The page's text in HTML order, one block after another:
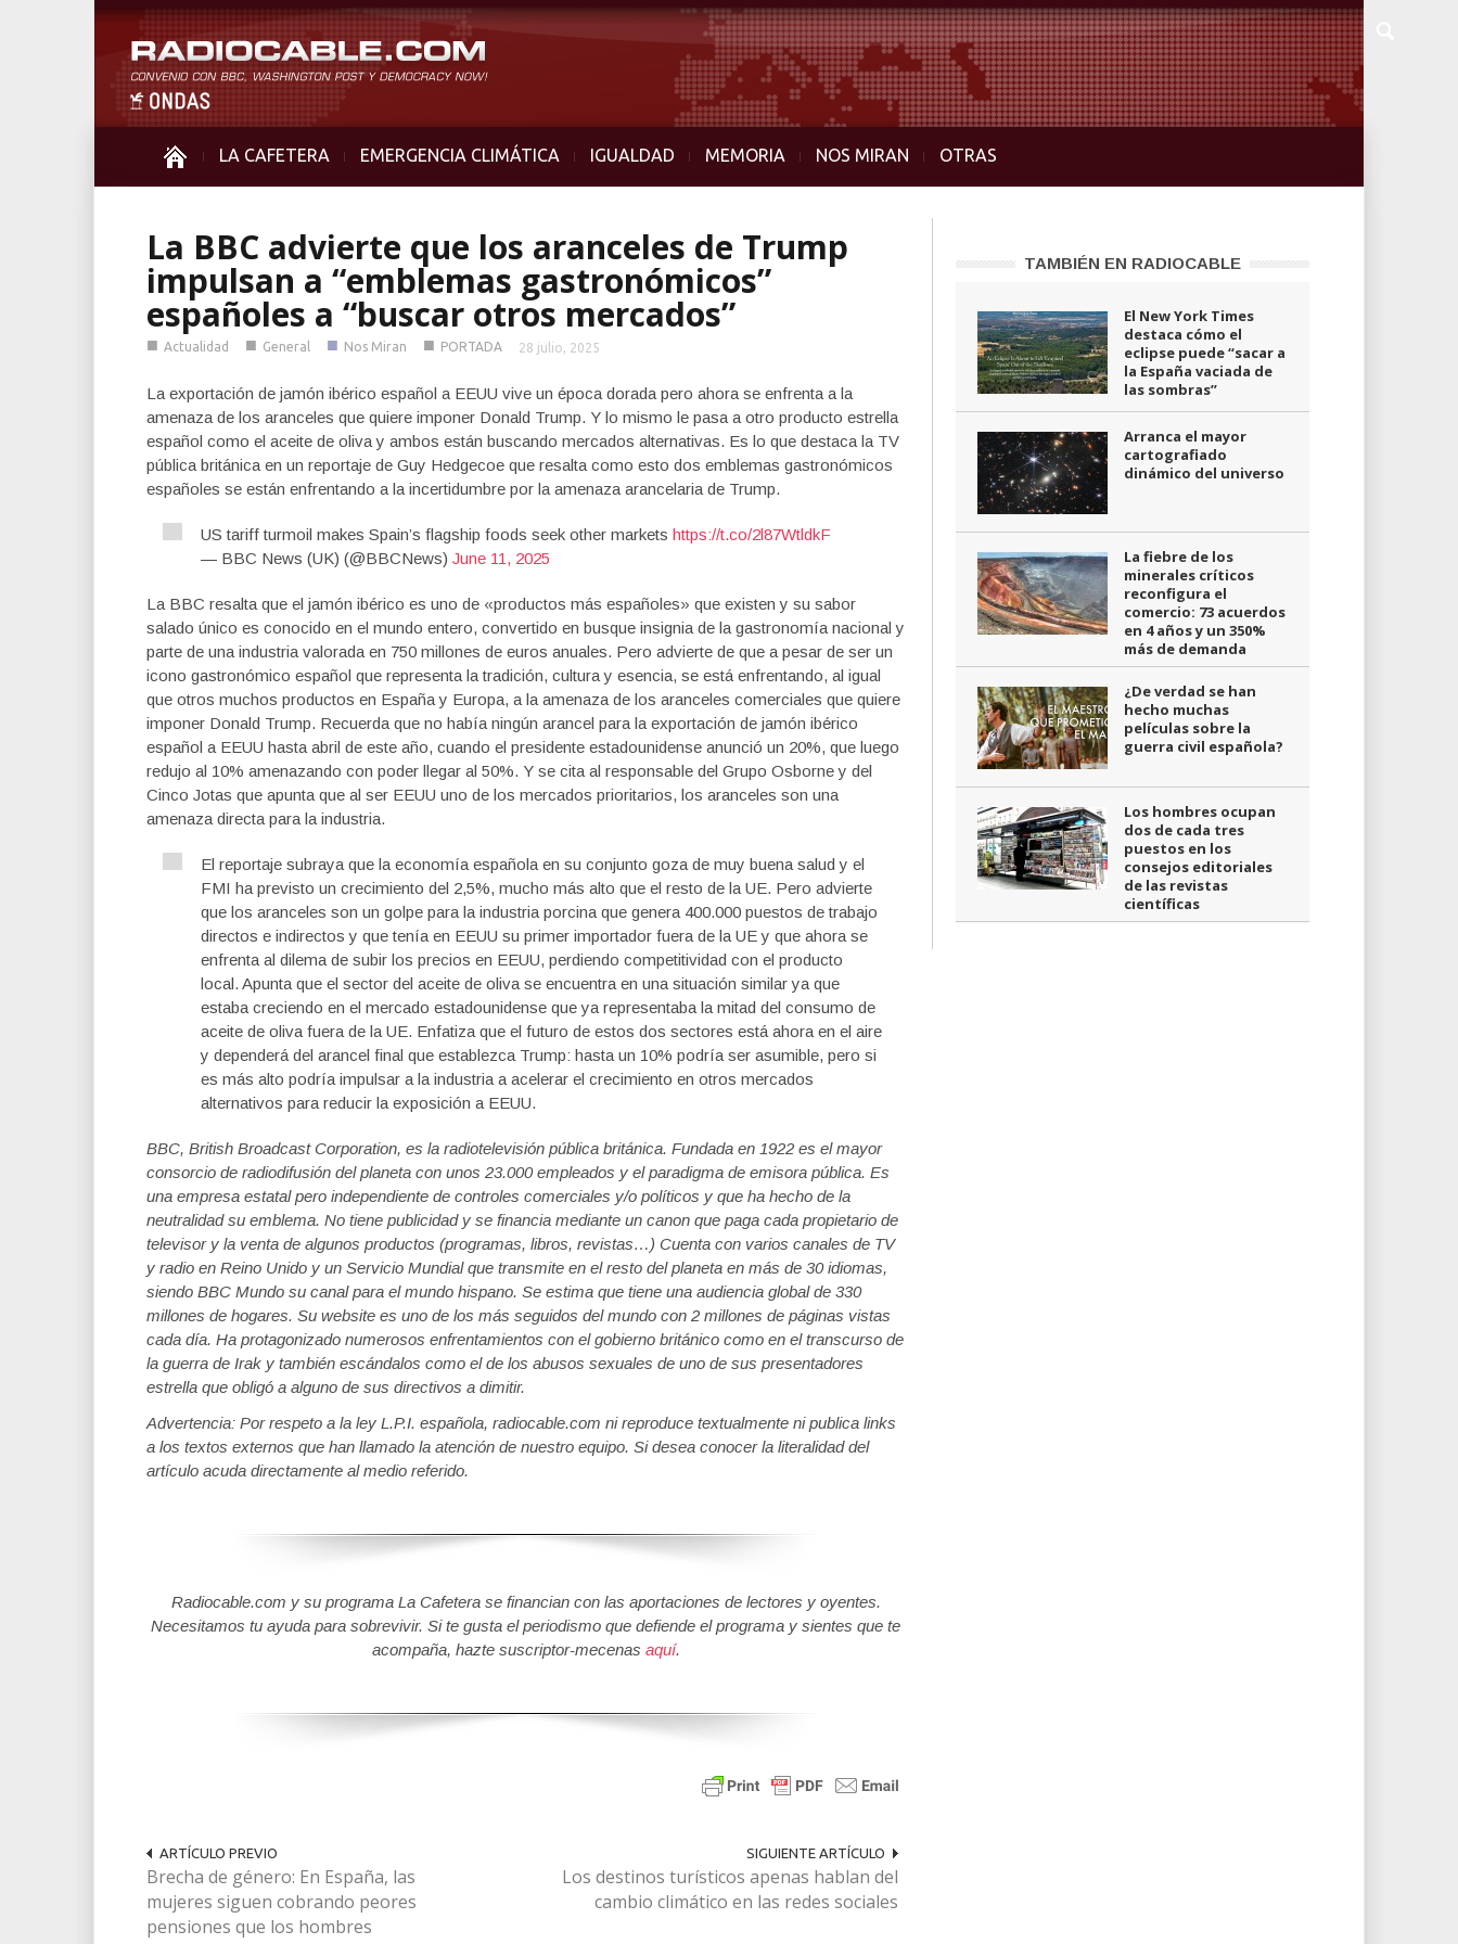
LA CAFETERA EMERGENCIA CLIMÁTICA IGUALDAD MEMORIA NOS MIRAN OTRAS
La BBC advierte que los aranceles de Trump
impulsan a “emblemas gastronómicos”
españoles a “buscar otros mercados”
■ Actualidad ■ General ■ Nos Miran ■ PORTADA 28 julio, 2025
La exportación de jamón ibérico español a EEUU vive un época dorada pero ahora se enfrenta a la
amenaza de los aranceles que quiere imponer Donald Trump. Y lo mismo le pasa a otro producto estrella
español como el aceite de oliva y ambos están buscando mercados alternativas. Es lo que destaca la TV
pública británica en un reportaje de Guy Hedgecoe que resalta como esto dos emblemas gastronómicos
españoles se están enfrentando a la incertidumbre por la amenaza arancelaria de Trump.
US tariff turmoil makes Spain’s flagship foods seek other markets https://t.co/2l87WtldkF
— BBC News (UK) (@BBCNews) June 11, 2025
La BBC resalta que el jamón ibérico es uno de «productos más españoles» que existen y su sabor
salado único es conocido en el mundo entero, convertido en busque insignia de la gastronomía nacional y
parte de una industria valorada en 750 millones de euros anuales. Pero advierte de que a pesar de ser un
icono gastronómico español que representa la tradición, cultura y esencia, se está enfrentando, al igual
que otros muchos productos en España y Europa, a la amenaza de los aranceles comerciales que quiere
imponer Donald Trump. Recuerda que no había ningún arancel para la exportación de jamón ibérico
español a EEUU hasta abril de este año, cuando el presidente estadounidense anunció un 20%, que luego
redujo al 10% amenazando con poder llegar al 50%. Y se cita al responsable del Grupo Osborne y del
Cinco Jotas que apunta que al ser EEUU uno de los mercados prioritarios, los aranceles son una
amenaza directa para la industria.
El reportaje subraya que la economía española en su conjunto goza de muy buena salud y el
FMI ha previsto un crecimiento del 2,5%, mucho más alto que el resto de la UE. Pero advierte
que los aranceles son un golpe para la industria porcina que genera 400.000 puestos de trabajo
directos e indirectos y que tenía en EEUU su primer importador fuera de la UE y que ahora se
enfrenta al dilema de subir los precios en EEUU, perdiendo competitividad con el producto
local. Apunta que el sector del aceite de oliva se encuentra en una situación similar ya que
estaba creciendo en el mercado estadounidense que ya representaba la mitad del consumo de
aceite de oliva fuera de la UE. Enfatiza que el futuro de estos dos sectores está ahora en el aire
y dependerá del arancel final que establezca Trump: hasta un 10% podría ser asumible, pero si
es más alto podría impulsar a la industria a acelerar el crecimiento en otros mercados
alternativos para reducir la exposición a EEUU.
BBC, British Broadcast Corporation, es la radiotelevisión pública británica. Fundada en 1922 es el mayor
consorcio de radiodifusión del planeta con unos 23.000 empleados y el paradigma de emisora pública. Es
una empresa estatal pero independiente de controles comerciales y/o políticos y que ha hecho de la
neutralidad su emblema. No tiene publicidad y se financia mediante un canon que paga cada propietario de
televisor y la venta de algunos productos (programas, libros, revistas…) Cuenta con varios canales de TV
y radio en Reino Unido y un Servicio Mundial que transmite en el resto del planeta en más de 30 idiomas,
siendo BBC Mundo su canal para el mundo hispano. Se estima que tiene una audiencia global de 330
millones de hogares. Su website es uno de los más seguidos del mundo con 2 millones de páginas vistas
cada día. Ha protagonizado numerosos enfrentamientos con el gobierno británico como en el transcurso de
la guerra de Irak y también escándalos como el de los abusos sexuales de uno de sus presentadores
estrella que obligó a alguno de sus directivos a dimitir.
Advertencia: Por respeto a la ley L.P.I. española, radiocable.com ni reproduce textualmente ni publica links
a los textos externos que han llamado la atención de nuestro equipo. Si desea conocer la literalidad del
artículo acuda directamente al medio referido.
Radiocable.com y su programa La Cafetera se financian con las aportaciones de lectores y oyentes.
Necesitamos tu ayuda para sobrevivir. Si te gusta el periodismo que defiende el programa y sientes que te
acompaña, hazte suscriptor-mecenas aquí.
ARTÍCULO PREVIO
Brecha de género: En España, las
mujeres siguen cobrando peores
pensiones que los hombres
SIGUIENTE ARTÍCULO
Los destinos turísticos apenas hablan del
cambio climático en las redes sociales
TAMBIÉN EN RADIOCABLE
El New York Times
destaca cómo el
eclipse puede “sacar a
la España vaciada de
las sombras”
Arranca el mayor
cartografiado
dinámico del universo
La fiebre de los
minerales críticos
reconfigura el
comercio: 73 acuerdos
en 4 años y un 350%
más de demanda
¿De verdad se han
hecho muchas
películas sobre la
guerra civil española?
Los hombres ocupan
dos de cada tres
puestos en los
consejos editoriales
de las revistas
científicas